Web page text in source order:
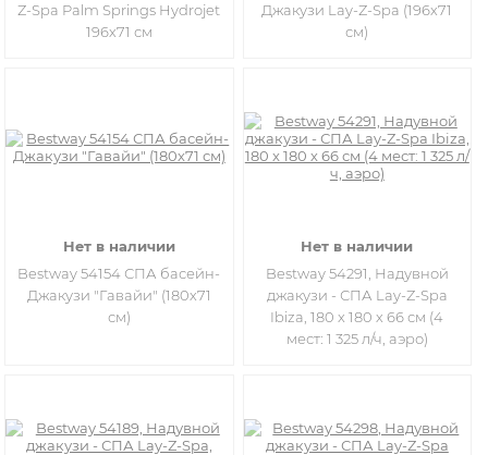
Z-Spa Palm Springs Hydrojet
196х71 см
Джакузи Lay-Z-Spa (196х71
см)
Нет в наличии
Bestway 54154 СПА басейн-
Джакузи "Гавайи" (180х71
см)
Нет в наличии
Bestway 54291, Надувной
джакузи - СПА Lay-Z-Spa
Ibiza, 180 x 180 х 66 см (4
мест: 1 325 л/ч, аэро)